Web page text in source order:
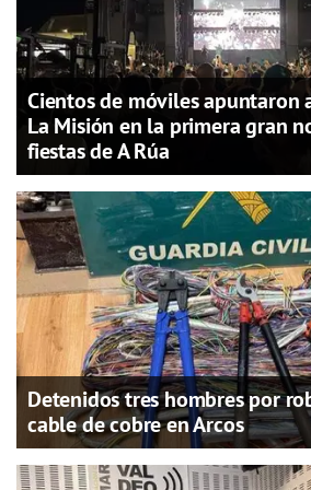
Cientos de móviles apuntaron
La Misión en la primera gran
fiestas de A Rúa
Detenidos tres hombres por
cable de cobre en Arcos